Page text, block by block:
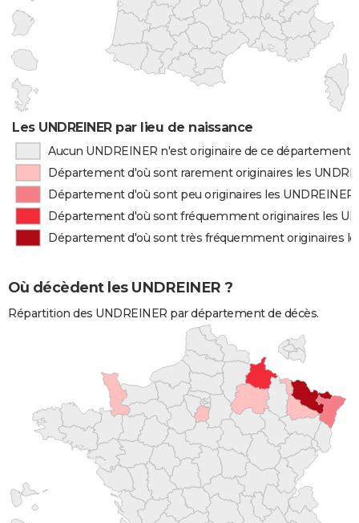
Les UNDREINER par lieu de naissance
Aucun UNDREINER n'est originaire de ce département
Département d'où sont rarement originaires les
Département d'où sont peu originaires les UNDREINER
Département d'où sont fréquemment originaires les
Département d'où sont très fréquemment originaires
Où décèdent les UNDREINER ?
Répartition des UNDREINER par département de décès.